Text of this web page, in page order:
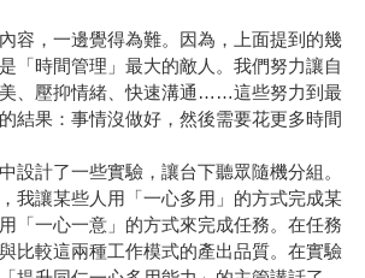
，一邊覺得為難。因為，上面提到的幾
「時間管理」最大的敵人。我們努力讓自
、壓抑情緒、快速溝通……這些努力到最
結果：事情沒做好，然後需要花更多時間
計了一些實驗，讓台下聽眾隨機分組。
我讓某些人用「一心多用」的方式完成某
「一心一意」的方式來完成任務。在任務
比較這兩種工作模式的產出品質。在實驗